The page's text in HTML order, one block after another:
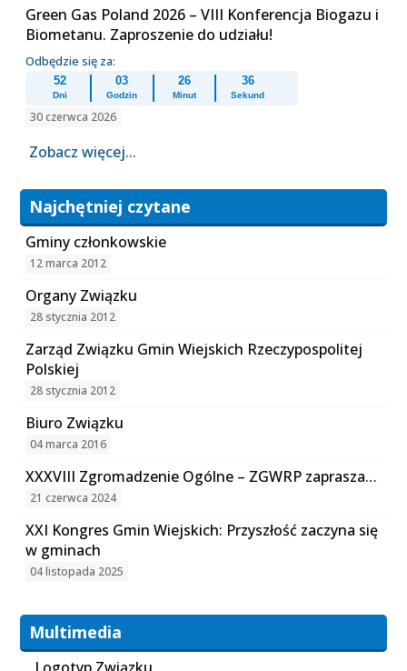
Green Gas Poland 2026 – VIII Konferencja Biogazu i
Biometanu. Zaproszenie do udziału!
Odbędzie się za:
52
Dni
03
Godzin
26
Minut
36
Sekund
30 czerwca 2026
Zobacz więcej...
Najchętniej czytane
Gminy członkowskie
12 marca 2012
Organy Związku
28 stycznia 2012
Zarząd Związku Gmin Wiejskich Rzeczypospolitej
Polskiej
28 stycznia 2012
Biuro Związku
04 marca 2016
XXXVIII Zgromadzenie Ogólne – ZGWRP zaprasza…
21 czerwca 2024
XXI Kongres Gmin Wiejskich: Przyszłość zaczyna się
w gminach
04 listopada 2025
Multimedia